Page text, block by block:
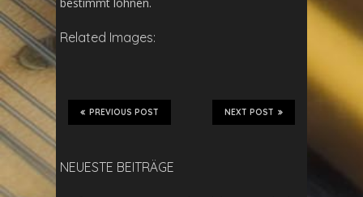
Related Images:
NEXT POST
PREVIOUS POST
NEUESTE BEITRÄGE